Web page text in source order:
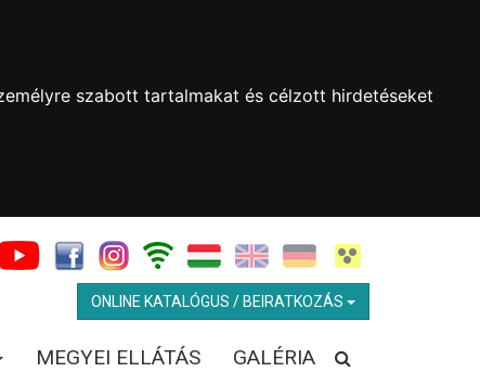
szabott tartalmakat és célzott hirdetéseket
ONLINE KATALÓGUS / BEIRATKOZÁS
MEGYEI ELLÁTÁS GALÉRIA